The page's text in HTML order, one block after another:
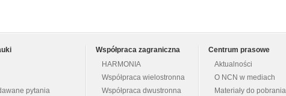
pytania
Współpraca zagraniczna
HARMONIA
Współpraca wielostronna
Współpraca dwustronna
Centrum prasowe
Aktualności
O NCN w mediach
Materiały do pobrania